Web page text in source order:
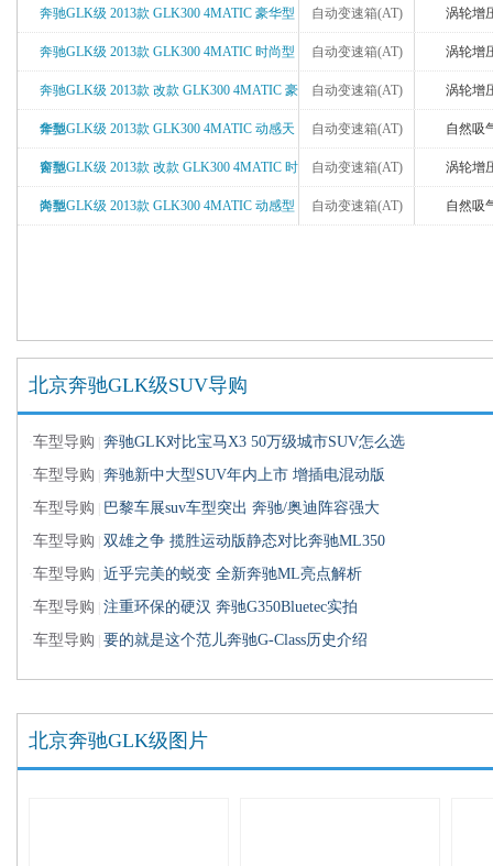
奔驰GLK级 2013款 GLK300 4MATIC 豪华型 自动变速箱(AT) 涡轮增
奔驰GLK级 2013款 GLK300 4MATIC 时尚型 自动变速箱(AT) 涡轮增
奔驰GLK级 2013款 改款 GLK300 4MATIC 豪
华型
自动变速箱(AT) 涡轮增
奔驰GLK级 2013款 GLK300 4MATIC 动感天
窗型
自动变速箱(AT) 自然吸
奔驰GLK级 2013款 改款 GLK300 4MATIC 时
尚型
自动变速箱(AT) 涡轮增
奔驰GLK级 2013款 GLK300 4MATIC 动感型 自动变速箱(AT) 自然吸
北京奔驰GLK级SUV导购
车型导购 奔驰GLK对比宝马X3 50万级城市SUV怎么选
车型导购 奔驰新中大型SUV年内上市 增插电混动版
车型导购 巴黎车展suv车型突出 奔驰/奥迪阵容强大
车型导购 双雄之争 揽胜运动版静态对比奔驰ML350
车型导购 近乎完美的蜕变 全新奔驰ML亮点解析
车型导购 注重环保的硬汉 奔驰G350Bluetec实拍
车型导购 要的就是这个范儿奔驰G-Class历史介绍
北京奔驰GLK级图片